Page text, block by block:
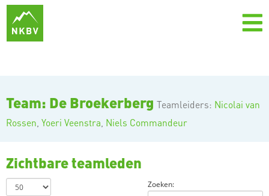
Team: De Broekerberg Teamleiders: Nicolai van
Rossen, Yoeri Veenstra, Niels Commandeur
Zichtbare teamleden
Zoeken: